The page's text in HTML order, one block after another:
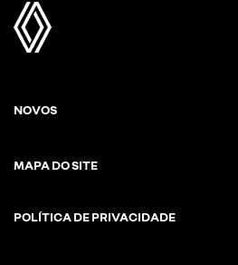
NOVOS
MAPA DO SITE
POLÍTICA DE PRIVACIDADE